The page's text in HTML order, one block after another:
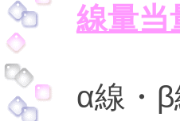
線量
α線・